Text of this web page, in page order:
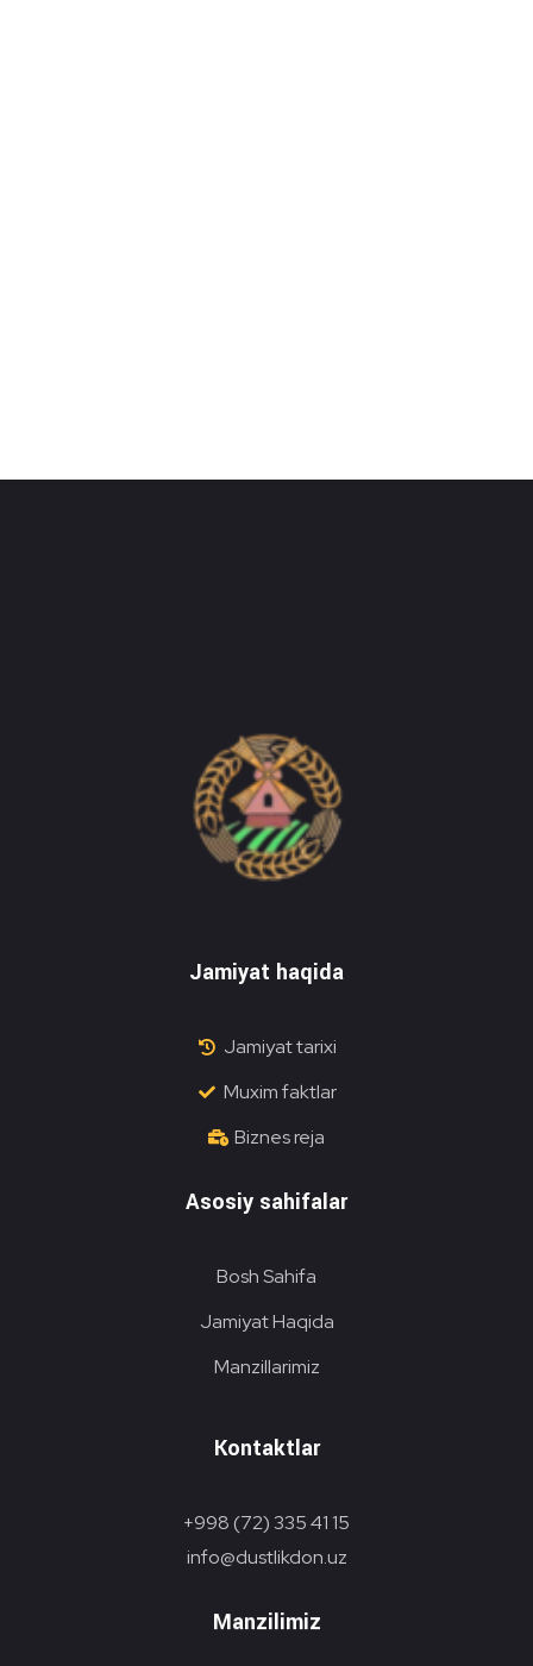
Jamiyat haqida
Jamiyat tarixi
Muxim faktlar
Biznes reja
Asosiy sahifalar
Bosh Sahifa
Jamiyat Haqida
Manzillarimiz
Kontaktlar
+998 (72) 335 41 15
info@dustlikdon.uz
Manzilimiz